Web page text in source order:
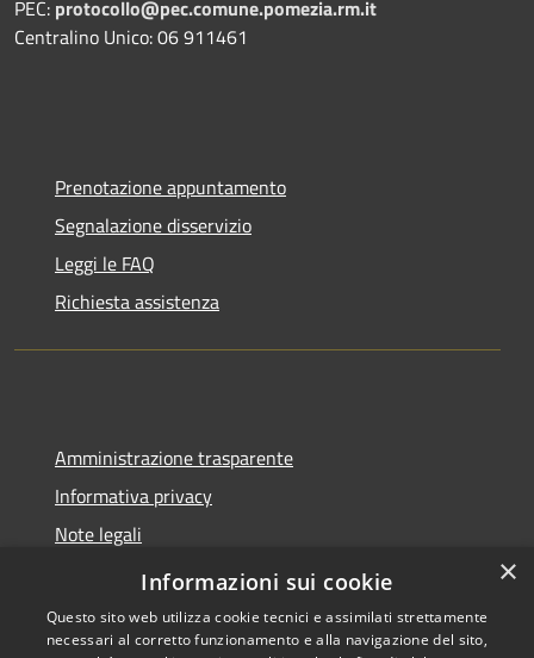
PEC: protocollo@pec.comune.pomezia.rm.it
Centralino Unico: 06 911461
Prenotazione appuntamento
Segnalazione disservizio
Leggi le FAQ
Richiesta assistenza
Amministrazione trasparente
Informativa privacy
Note legali
Dichiarazione di accessibilità
×
Informazioni sui cookie
Questo sito web utilizza cookie tecnici e assimilati strettamente
necessari al corretto funzionamento e alla navigazione del sito,